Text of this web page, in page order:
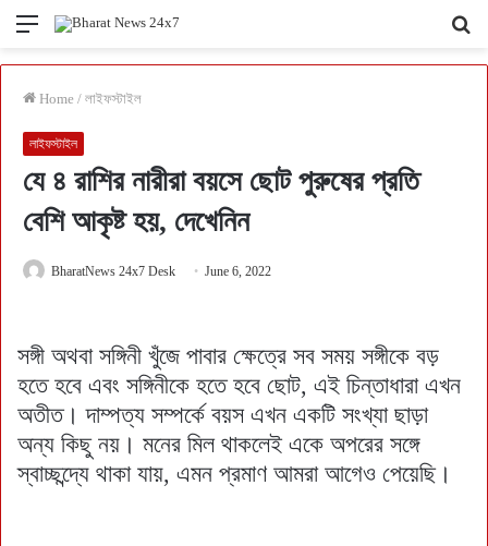
Menu
Home / লাইফস্টাইল
লাইফস্টাইল
যে ৪ রাশির নারীরা বয়সে ছোট পুরুষের প্রতি
বেশি আকৃষ্ট হয়, দেখেনিন
BharatNews 24x7 Desk June 6, 2022
সঙ্গী অথবা সঙ্গিনী খুঁজে পাবার ক্ষেত্রে সব সময় সঙ্গীকে বড়
হতে হবে এবং সঙ্গিনীকে হতে হবে ছোট, এই চিন্তাধারা এখন
অতীত। দাম্পত্য সম্পর্কে বয়স এখন একটি সংখ্যা ছাড়া
অন্য কিছু নয়। মনের মিল থাকলেই একে অপরের সঙ্গে
স্বাচ্ছন্দ্যে থাকা যায়, এমন প্রমাণ আমরা আগেও পেয়েছি।